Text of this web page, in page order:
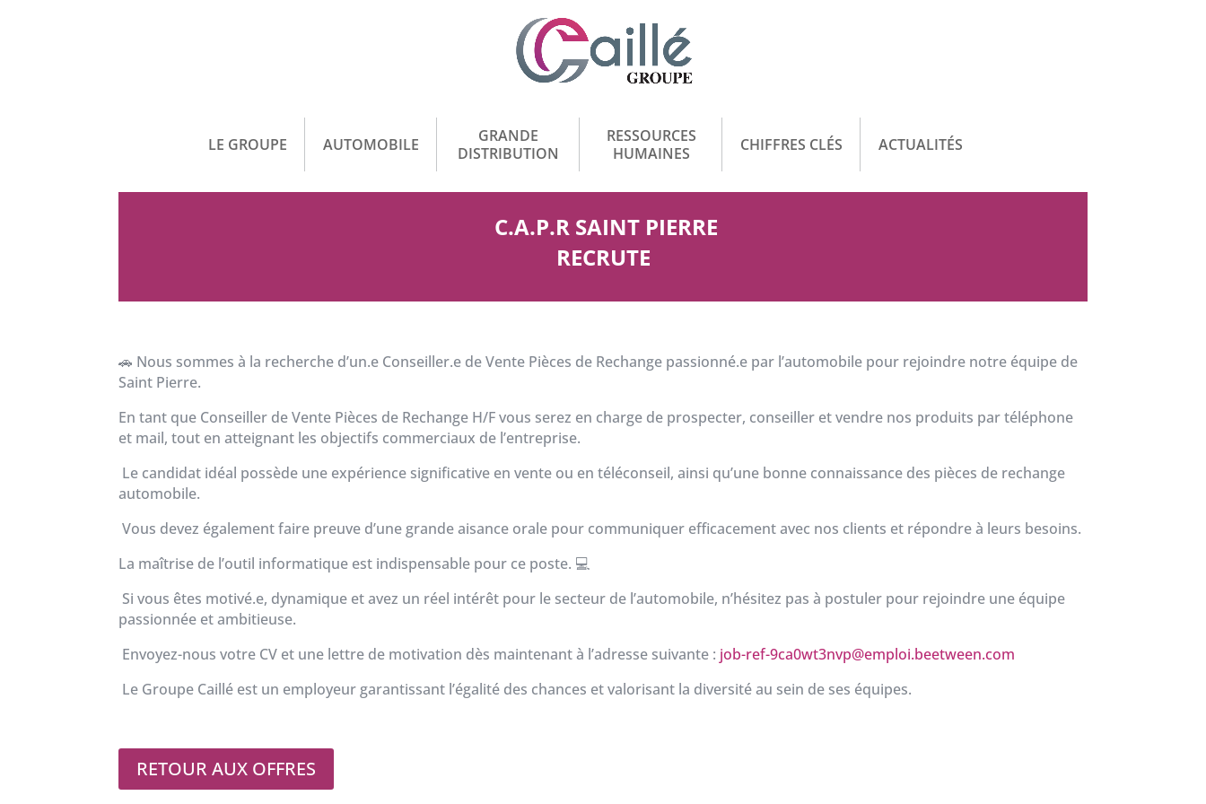
LE GROUPE AUTOMOBILE
GRANDE
DISTRIBUTION
RESSOURCES
HUMAINES
CHIFFRES CLÉS ACTUALITÉS
C.A.P.R SAINT PIERRE
RECRUTE
🚗 Nous sommes à la recherche d’un.e Conseiller.e de Vente Pièces de Rechange passionné.e par l’automobile pour rejoindre notre équipe de
Saint Pierre.
En tant que Conseiller de Vente Pièces de Rechange H/F vous serez en charge de prospecter, conseiller et vendre nos produits par téléphone
et mail, tout en atteignant les objectifs commerciaux de l’entreprise.
Le candidat idéal possède une expérience significative en vente ou en téléconseil, ainsi qu’une bonne connaissance des pièces de rechange
automobile.
Vous devez également faire preuve d’une grande aisance orale pour communiquer efficacement avec nos clients et répondre à leurs besoins.
La maîtrise de l’outil informatique est indispensable pour ce poste. 💻
Si vous êtes motivé.e, dynamique et avez un réel intérêt pour le secteur de l’automobile, n’hésitez pas à postuler pour rejoindre une équipe
passionnée et ambitieuse.
Envoyez-nous votre CV et une lettre de motivation dès maintenant à l’adresse suivante : job-ref-9ca0wt3nvp@emploi.beetween.com
Le Groupe Caillé est un employeur garantissant l’égalité des chances et valorisant la diversité au sein de ses équipes.
RETOUR AUX OFFRES